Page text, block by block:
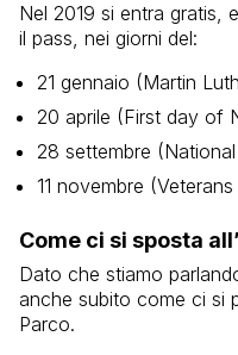
Nel 2019 si entra gratis,
il pass, nei giorni del:
21 gennaio (Martin
20 aprile (First day of
28 settembre
11 novembre
Come ci si sposta
Dato che stiamo
anche subito come ci si
Parco.